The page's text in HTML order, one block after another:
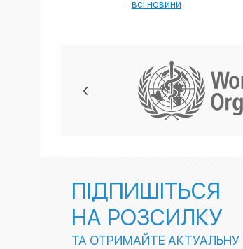
всі новини
ПІДПИШІТЬСЯ
НА РОЗСИЛКУ
ТА ОТРИМАЙТЕ